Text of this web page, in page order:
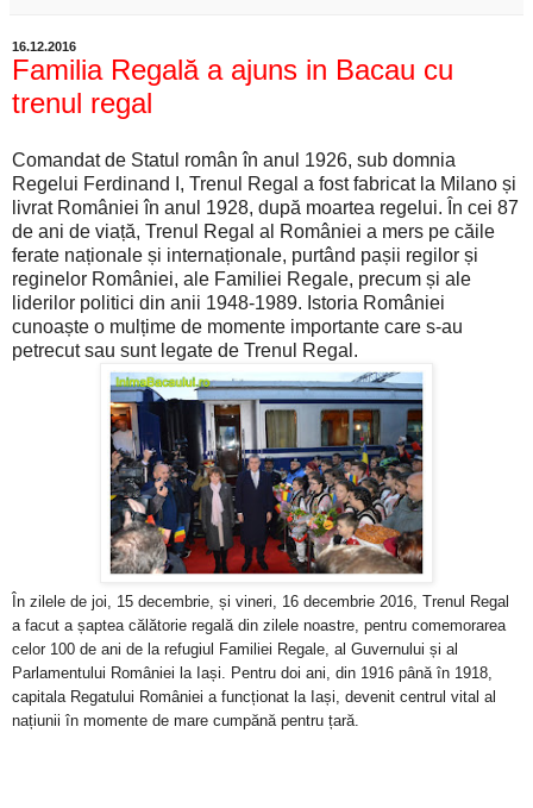
16.12.2016
Familia Regală a ajuns in Bacau cu
trenul regal
Comandat de Statul român în anul 1926, sub domnia
Regelui Ferdinand I, Trenul Regal a fost fabricat la Milano și
livrat României în anul 1928, după moartea regelui. În cei 87
de ani de viață, Trenul Regal al României a mers pe căile
ferate naționale și internaționale, purtând pașii regilor și
reginelor României, ale Familiei Regale, precum și ale
liderilor politici din anii 1948-1989. Istoria României
cunoaște o mulțime de momente importante care s-au
petrecut sau sunt legate de Trenul Regal.
În zilele de joi, 15 decembrie, și vineri, 16 decembrie 2016, Trenul Regal
a facut a șaptea călătorie regală din zilele noastre, pentru comemorarea
celor 100 de ani de la refugiul Familiei Regale, al Guvernului și al
Parlamentului României la Iași. Pentru doi ani, din 1916 până în 1918,
capitala Regatului României a funcționat la Iași, devenit centrul vital al
națiunii în momente de mare cumpănă pentru țară.